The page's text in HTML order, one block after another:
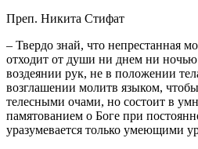
Преп. Никита Стифат
– Твердо знай, что непрестанная
отходит от души ни днем ни ночью
воздеянии рук, не в положении
возглашении молитв языком,
телесными очами, но состоит в
памятованием о Боге при
уразумевается только умеющими